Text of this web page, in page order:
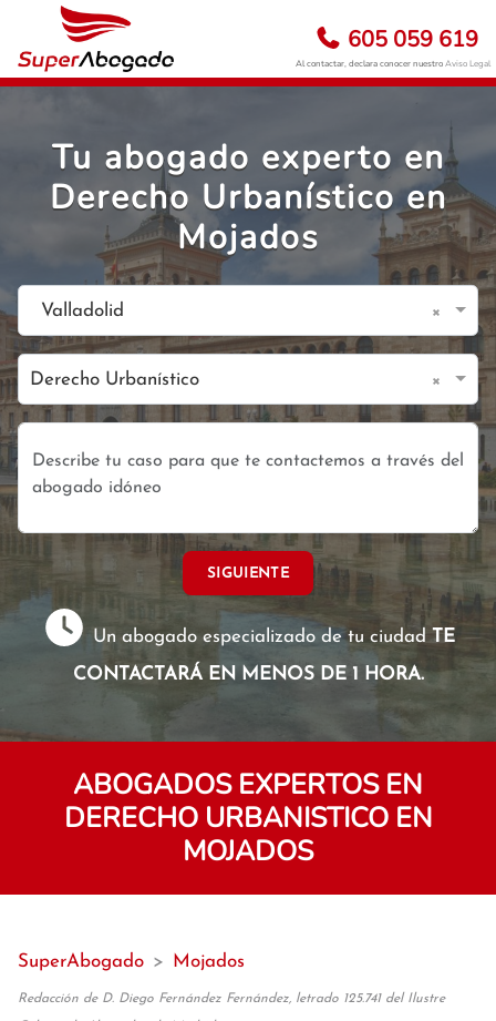
605 059 619
Al contactar, declara conocer nuestroAviso Legal
Tu abogado experto en
Derecho Urbanístico en
Mojados
Valladolid ×
Derecho Urbanístico ×
SIGUIENTE
Un abogado especializado de tu ciudadTE
CONTACTARÁ EN MENOS DE 1 HORA.
ABOGADOS EXPERTOS EN
DERECHO URBANISTICO EN
MOJADOS
SuperAbogado > Mojados
Redacción de D. Diego Fernández Fernández, letrado 125.741 del Ilustre